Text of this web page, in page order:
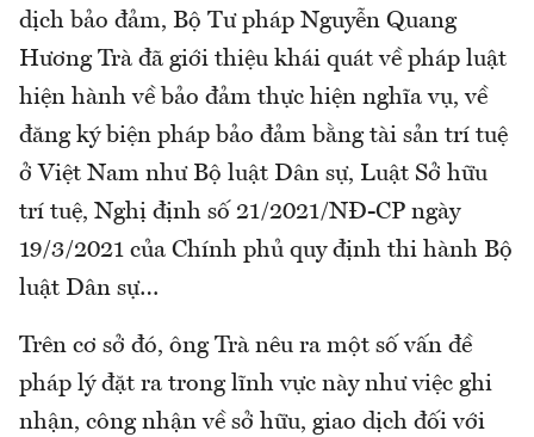
dịch bảo đảm, Bộ Tư pháp Nguyễn Quang
Hương Trà đã giới thiệu khái quát về pháp luật
hiện hành về bảo đảm thực hiện nghĩa vụ, về
đăng ký biện pháp bảo đảm bằng tài sản trí tuệ
ở Việt Nam như Bộ luật Dân sự, Luật Sở hữu
trí tuệ, Nghị định số 21/2021/NĐ-CP ngày
19/3/2021 của Chính phủ quy định thi hành Bộ
luật Dân sự…
Trên cơ sở đó, ông Trà nêu ra một số vấn đề
pháp lý đặt ra trong lĩnh vực này như việc ghi
nhận, công nhận về sở hữu, giao dịch đối với